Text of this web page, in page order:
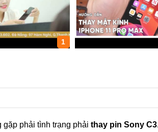
1
phải tình trạng phải thay pin Sony C3.